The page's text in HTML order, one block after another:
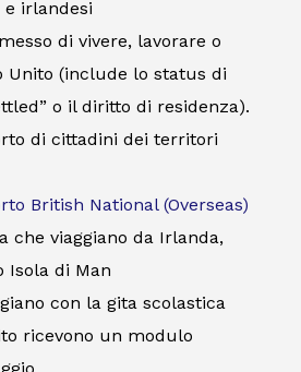
irlandesi
di vivere, lavorare o
Unito (include lo status di
o il diritto di residenza).
di cittadini dei territori
British National (Overseas)
che viaggiano da Irlanda,
Isola di Man
con la gita scolastica
ricevono un modulo